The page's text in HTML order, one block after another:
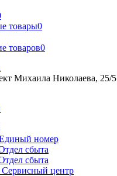
товары0
товаров0
Михаила Николаева, 25/5
номер
сбыта
сбыта
Сервисный центр